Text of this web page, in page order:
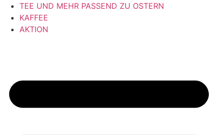
TEE UND MEHR PASSEND ZU OSTERN
KAFFEE
AKTION